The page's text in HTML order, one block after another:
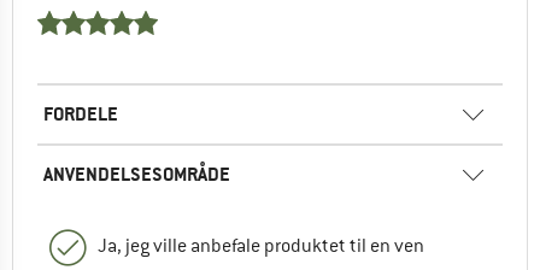
FORDELE
ANVENDELSESOMRÅDE
Ja, jeg ville anbefale produktet til en ven